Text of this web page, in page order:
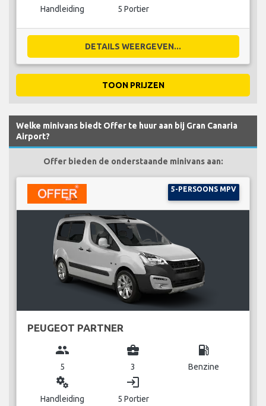
Handleiding 5 Portier
DETAILS WEERGEVEN...
TOON PRIJZEN
Welke minivans biedt Offer te huur aan bij Gran Canaria
Airport?
Offer bieden de onderstaande minivans aan:
5-PERSOONS MPV
PEUGEOT PARTNER
group
5
business_center
3
local_gas_station
Benzine
miscellaneous_services
Handleiding
login
5 Portier